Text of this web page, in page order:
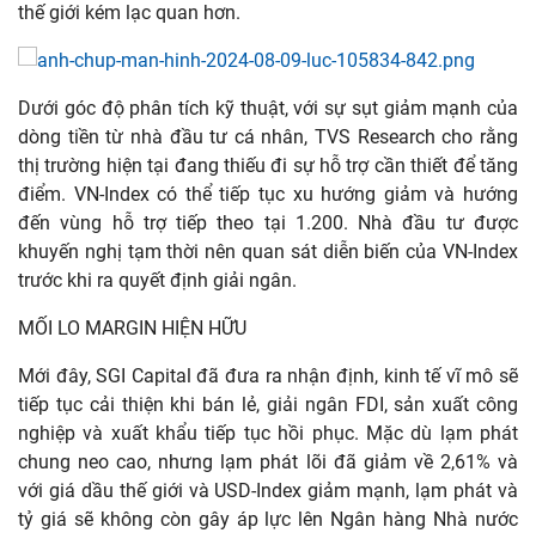
thế giới kém lạc quan hơn.
Dưới góc độ phân tích kỹ thuật, với sự sụt giảm mạnh của
dòng tiền từ nhà đầu tư cá nhân, TVS Research cho rằng
thị trường hiện tại đang thiếu đi sự hỗ trợ cần thiết để tăng
điểm. VN-Index có thể tiếp tục xu hướng giảm và hướng
đến vùng hỗ trợ tiếp theo tại 1.200. Nhà đầu tư được
khuyến nghị tạm thời nên quan sát diễn biến của VN-Index
trước khi ra quyết định giải ngân.
MỐI LO MARGIN HIỆN HỮU
Mới đây, SGI Capital đã đưa ra nhận định, kinh tế vĩ mô sẽ
tiếp tục cải thiện khi bán lẻ, giải ngân FDI, sản xuất công
nghiệp và xuất khẩu tiếp tục hồi phục. Mặc dù lạm phát
chung neo cao, nhưng lạm phát lõi đã giảm về 2,61% và
với giá dầu thế giới và USD-Index giảm mạnh, lạm phát và
tỷ giá sẽ không còn gây áp lực lên Ngân hàng Nhà nước